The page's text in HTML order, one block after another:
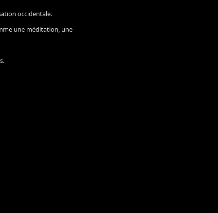
occidentale.
une méditation, une